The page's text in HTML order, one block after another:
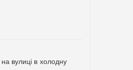
вулиці в холодну